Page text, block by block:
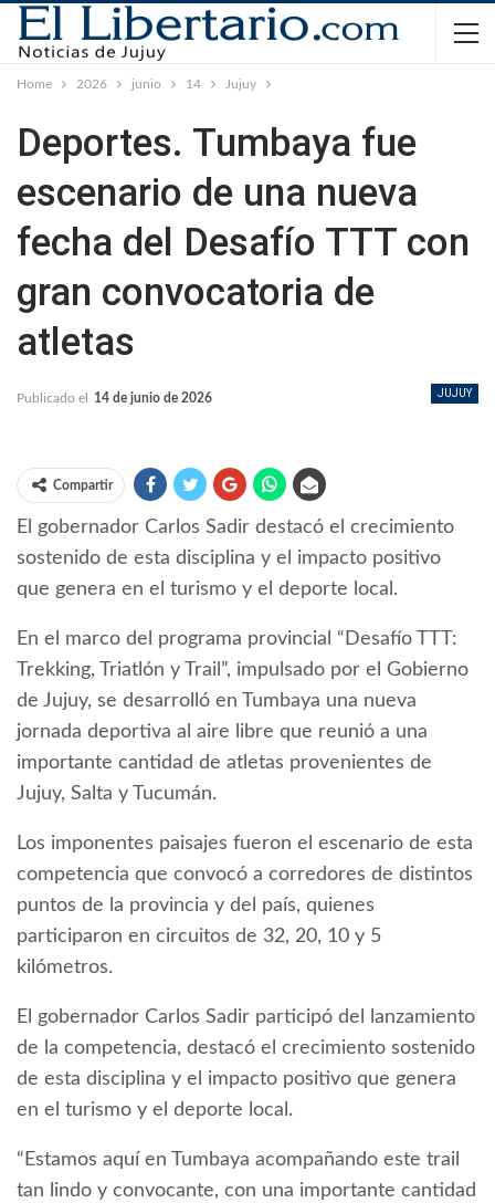
Home 2026 junio 14 Jujuy
Deportes. Tumbaya fue
escenario de una nueva
fecha del Desafío TTT con
gran convocatoria de
atletas
JUJUY
Publicado el 14 de junio de 2026
Compartir
El gobernador Carlos Sadir destacó el crecimiento
sostenido de esta disciplina y el impacto positivo
que genera en el turismo y el deporte local.
En el marco del programa provincial “Desafío TTT:
Trekking, Triatlón y Trail”, impulsado por el Gobierno
de Jujuy, se desarrolló en Tumbaya una nueva
jornada deportiva al aire libre que reunió a una
importante cantidad de atletas provenientes de
Jujuy, Salta y Tucumán.
Los imponentes paisajes fueron el escenario de esta
competencia que convocó a corredores de distintos
puntos de la provincia y del país, quienes
participaron en circuitos de 32, 20, 10 y 5
kilómetros.
El gobernador Carlos Sadir participó del lanzamiento
de la competencia, destacó el crecimiento sostenido
de esta disciplina y el impacto positivo que genera
en el turismo y el deporte local.
“Estamos aquí en Tumbaya acompañando este trail
tan lindo y convocante, con una importante cantidad